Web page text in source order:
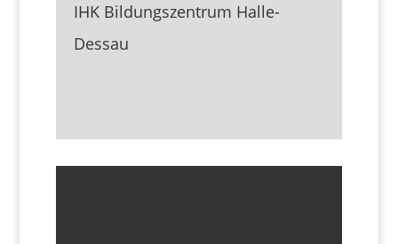
IHK Bildungszentrum Halle-
Dessau